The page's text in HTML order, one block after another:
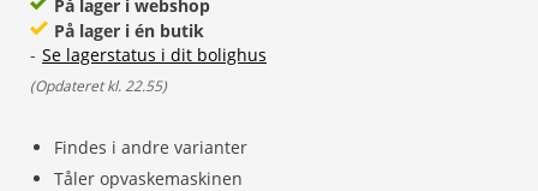
Findes i andre varianter
Tåler opvaskemaskinen
På lager i webshop
På lager i én butik
- Se lagerstatus i dit bolighus
(Opdateret kl. 22.55)